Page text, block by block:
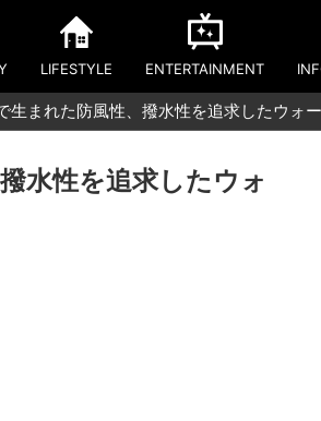
LIFESTYLE ENTERTAINMENT
生まれた防風性、撥⽔性を追求したウォ
⽔性を追求したウォ